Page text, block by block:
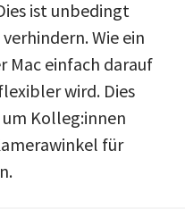
ist unbedingt
Wie ein
Mac einfach darauf
wird. Dies
Kolleg:innen
für